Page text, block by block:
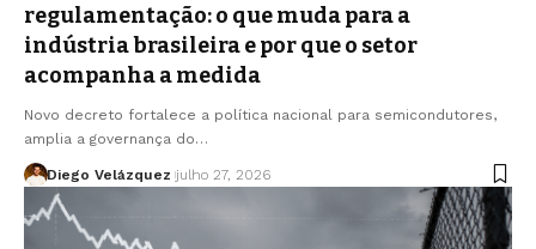
regulamentação: o que muda para a
indústria brasileira e por que o setor
acompanha a medida
Novo decreto fortalece a política nacional para semicondutores,
amplia a governança do…
Diego Velázquez julho 27, 2026